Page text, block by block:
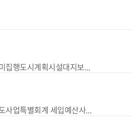
2012년도 본예산 장기미집행도시계획시설대지보상특별회계 세입예산사업명세서
2012년도 본예산 하수도사업특별회계 세입예산사업명세서